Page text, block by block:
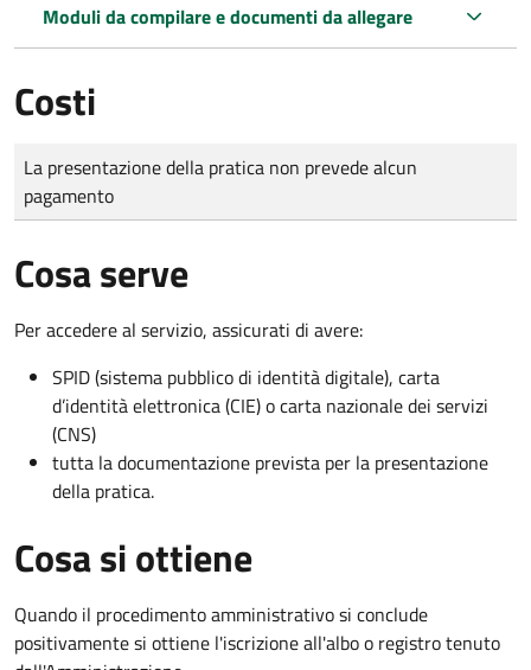
Moduli da compilare e documenti da allegare
Costi
Tipo di pagamento
Importo
La presentazione della pratica non prevede alcun
pagamento
Cosa serve
Per accedere al servizio, assicurati di avere:
SPID (sistema pubblico di identità digitale), carta
d’identità elettronica (CIE) o carta nazionale dei servizi
(CNS)
tutta la documentazione prevista per la presentazione
della pratica.
Cosa si ottiene
Quando il procedimento amministrativo si conclude
positivamente si ottiene l'iscrizione all'albo o registro tenuto